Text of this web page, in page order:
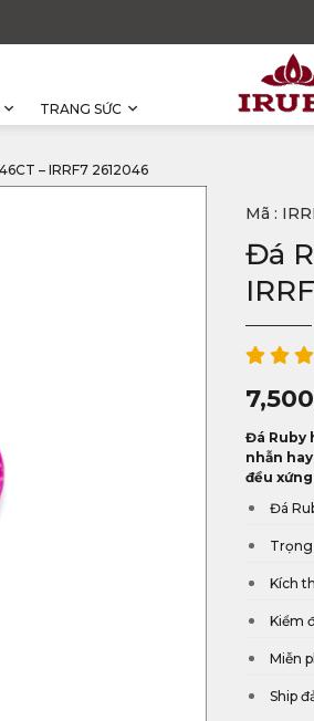
TRANG SỨC
– IRRF7 2612046
Mã :
Đá
Đá Ruby
nhẫn
đều
Đá
Kích
Kiểm
Miễn
Ship